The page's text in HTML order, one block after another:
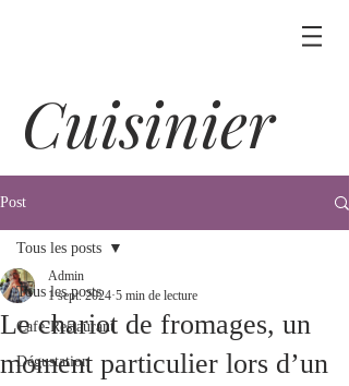
Cuisinier
Post
Tous les posts
Café-Restaurant
Dégustation
Tous les posts
Le chariot de fromages, un
moment particulier lors d’un
Admin
1 sept. 2024 5 min de lecture